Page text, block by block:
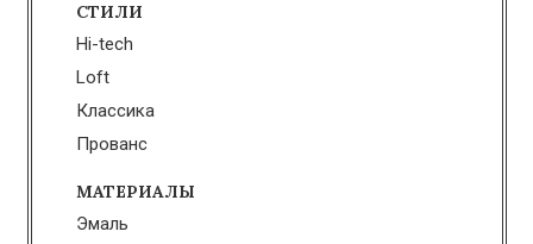
СТИЛИ
Hi-tech
Loft
Классика
Прованс
МАТЕРИАЛЫ
Эмаль